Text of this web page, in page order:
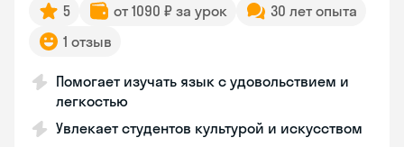
5 от 1090 ₽ за урок
30 лет опыта
1 отзыв
Помогает изучать язык с удовольствием и
легкостью
Увлекает студентов культурой и искусством